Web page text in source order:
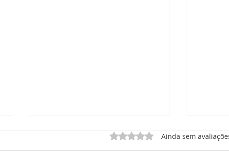
Avaliado com 0 de 5 estrelas.
Ainda sem